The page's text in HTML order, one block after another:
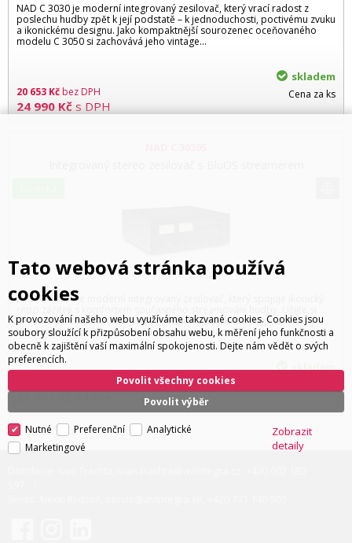
NAD C 3030 je moderní integrovaný zesilovač, který vrací radost z
poslechu hudby zpět k její podstatě – k jednoduchosti, poctivému zvuku
a ikonickému designu. Jako kompaktnější sourozenec oceňovaného
modelu C 3050 si zachovává jeho vintage…
20 653 Kčbez DPH
24 990 Kč s DPH
skladem
Cena za ks
NAD C 3030S je moderní integrovaný zesilovač, který spojuje ikonický
nezaměnitelnou radost z poslechu hudby díky krásným podsvíceným
VU metrům, fyzickým ovladačům a retro estetice…
31 990Kč s DPH
skladem
Tato webová stránka používá
cookies
K provozování našeho webu využíváme takzvané cookies. Cookies jsou
soubory sloužící k přizpůsobení obsahu webu, k měření jeho funkčnosti a
obecně k zajištění vaší maximální spokojenosti. Dejte nám vědět o svých
preferencích.
Povolit výběr
Povolit všechny cookies
Nutné Preferenční
Analytické
Marketingové
Zobrazit
detaily